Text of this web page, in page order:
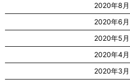
2020年8月
2020年6月
2020年5月
2020年4月
2020年3月